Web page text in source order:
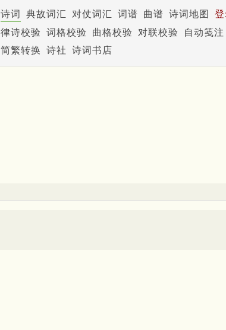
诗词 典故词汇 对仗词汇 词谱 曲谱 诗词地图
律诗校验 词格校验 曲格校验 对联校验
自动笺注
简繁转换 诗社 诗词书店